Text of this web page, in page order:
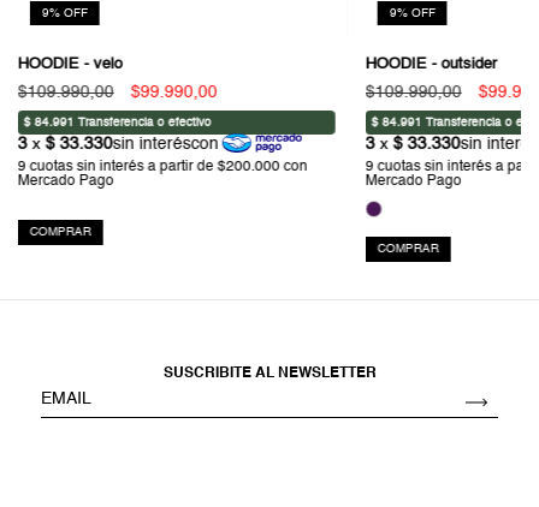
9% OFF
HOODIE - velo
$109.990,00 $99.990,00
COMPRAR
9% OFF
HOODIE - outsider
$109.990,00
COMPRAR
SUSCRIBITE AL NEWSLETTER